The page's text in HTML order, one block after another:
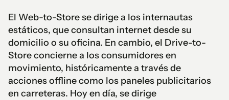
El Web-to-Store se dirige a los internautas
estáticos, que consultan internet desde su
domicilio o su oficina. En cambio, el Drive-to-
Store concierne a los consumidores en
movimiento, históricamente a través de
acciones offline como los paneles publicitarios
en carreteras. Hoy en día, se dirige